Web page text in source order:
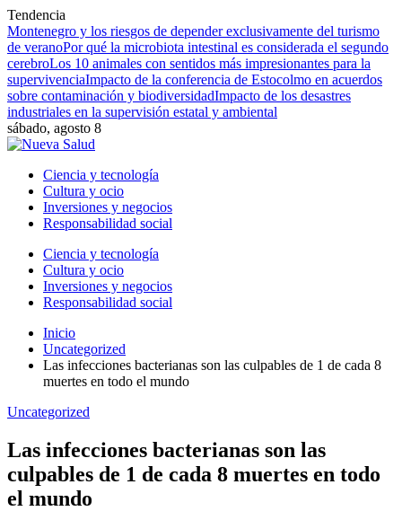
Tendencia
Montenegro y los riesgos de depender exclusivamente del turismo
de veranoPor qué la microbiota intestinal es considerada el segundo
cerebroLos 10 animales con sentidos más impresionantes para la
supervivenciaImpacto de la conferencia de Estocolmo en acuerdos
sobre contaminación y biodiversidadImpacto de los desastres
industriales en la supervisión estatal y ambiental
sábado, agosto 8
Ciencia y tecnología
Cultura y ocio
Inversiones y negocios
Responsabilidad social
Ciencia y tecnología
Cultura y ocio
Inversiones y negocios
Responsabilidad social
Inicio
Uncategorized
Las infecciones bacterianas son las culpables de 1 de cada 8
muertes en todo el mundo
Uncategorized
Las infecciones bacterianas son las
culpables de 1 de cada 8 muertes en todo
el mundo